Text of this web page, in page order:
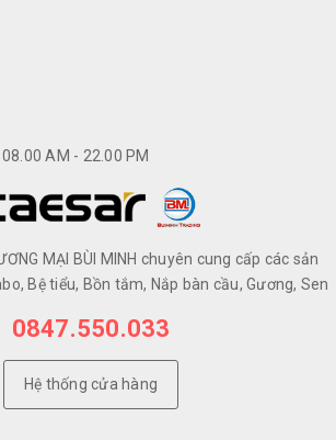
AM - 22.00 PM
MẠI BÙI MINH chuyên cung cấp các sản
Bệ tiểu, Bồn tắm, Nắp bàn cầu, Gương, Sen
0847.550.033
Hệ thống cửa hàng